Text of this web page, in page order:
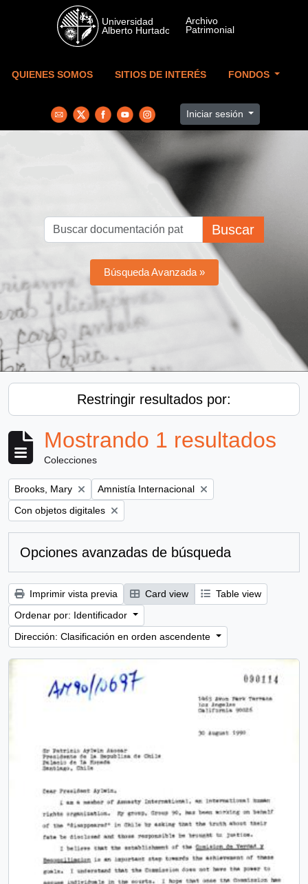
Skip to main content
QUIENES SOMOS SITIOS DE INTERÉS FONDOS
Iniciar sesión
Buscar
Búsqueda Avanzada »
Restringir resultados por:
Mostrando 1 resultados
Colecciones
Remove filter:
Brooks, Mary Remove filter:
Amnistía Internacional
Remove filter:
Con objetos digitales
Opciones avanzadas de búsqueda
Imprimir vista previa Card view
Table view
Ordenar por: Identificador
Dirección: Clasificación en orden ascendente